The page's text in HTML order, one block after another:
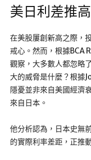
美日利差推
在美股屢創新高之際，
戒心。然而，根據BCA
觀察，大多數人都忽略
大的威脅是什麼？根據
隱憂並非來自美國經濟
來自日本。
他分析認為，日本史無
的實際利率差距，正推